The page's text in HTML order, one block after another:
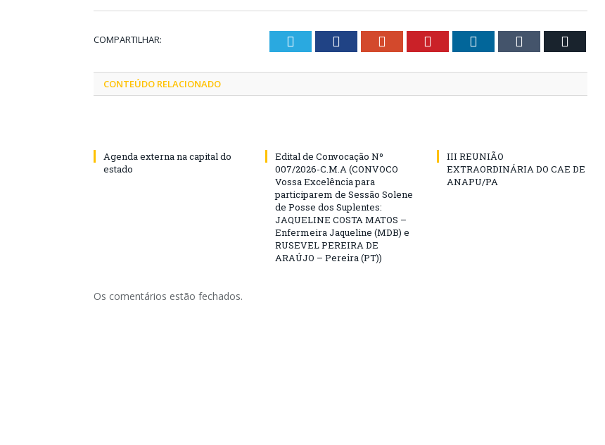
COMPARTILHAR: Twitter Facebook Google+ Pinterest LinkedIn Tumblr
CONTEÚDO RELACIONADO
Agenda externa na capital do
estado
Edital de Convocação Nº
007/2026-C.M.A (CONVOCO
Vossa Excelência para
participarem de Sessão Solene
de Posse dos Suplentes:
JAQUELINE COSTA MATOS –
Enfermeira Jaqueline (MDB) e
RUSEVEL PEREIRA DE
ARAÚJO – Pereira (PT))
III REUNIÃO
EXTRAORDINÁRIA DO CAE DE
ANAPU/PA
Os comentários estão fechados.